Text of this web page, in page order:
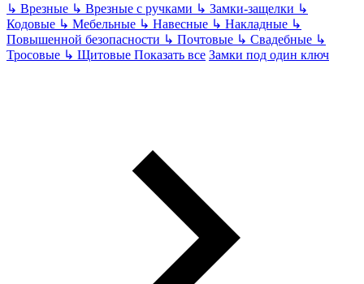
↳ Врезные ↳ Врезные с ручками ↳ Замки-защелки ↳
Кодовые ↳ Мебельные ↳ Навесные ↳ Накладные ↳
Повышенной безопасности ↳ Почтовые ↳ Свадебные ↳
Тросовые ↳ Щитовые Показать все Замки под один ключ